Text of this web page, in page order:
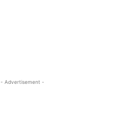
- Advertisement -